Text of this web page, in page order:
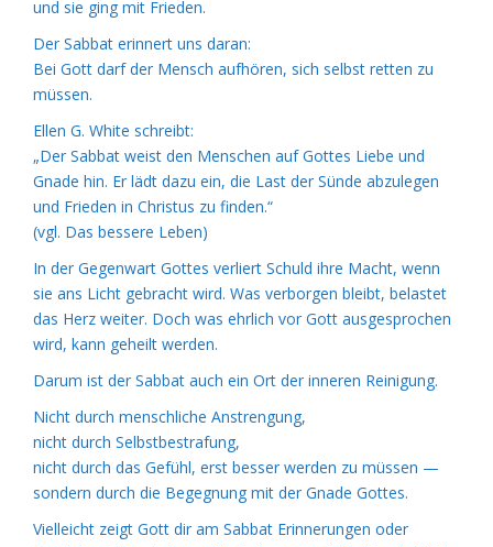
und sie ging mit Frieden.
Der Sabbat erinnert uns daran:
Bei Gott darf der Mensch aufhören, sich selbst retten zu
müssen.
Ellen G. White schreibt:
„Der Sabbat weist den Menschen auf Gottes Liebe und
Gnade hin. Er lädt dazu ein, die Last der Sünde abzulegen
und Frieden in Christus zu finden.“
(vgl. Das bessere Leben)
In der Gegenwart Gottes verliert Schuld ihre Macht, wenn
sie ans Licht gebracht wird. Was verborgen bleibt, belastet
das Herz weiter. Doch was ehrlich vor Gott ausgesprochen
wird, kann geheilt werden.
Darum ist der Sabbat auch ein Ort der inneren Reinigung.
Nicht durch menschliche Anstrengung,
nicht durch Selbstbestrafung,
nicht durch das Gefühl, erst besser werden zu müssen —
sondern durch die Begegnung mit der Gnade Gottes.
Vielleicht zeigt Gott dir am Sabbat Erinnerungen oder